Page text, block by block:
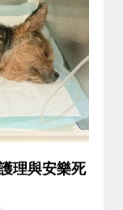
理與安樂死